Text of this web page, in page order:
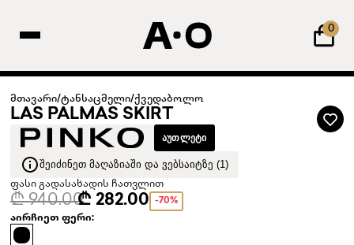
0
მთავარი/ტანსაცმელი/ქვედაბოლო
LAS PALMAS SKIRT
ᲐᲣᲗᲚᲔᲢᲘ
ᲨᲔᲘᲫᲘᲜᲔᲗ ᲛᲐᲦᲐᲖᲘᲐᲨᲘ ᲓᲐ ᲕᲔᲑᲡᲐᲘᲢᲖᲔ (1)
ფასი გადასახადის ჩათვლით
₾ 940.00₾ 282.00 -70%
აირჩიეთ ფერი: